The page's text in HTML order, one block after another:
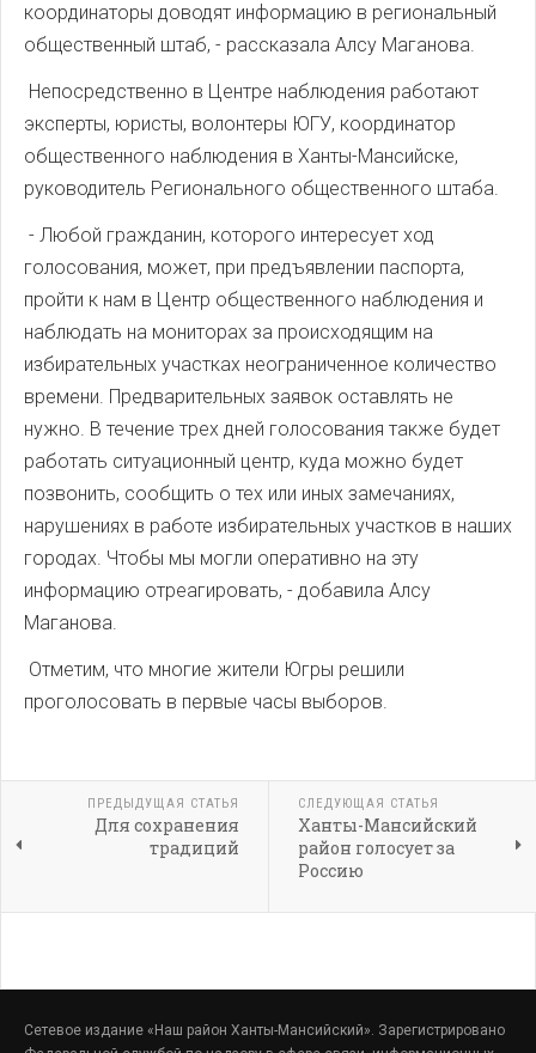
координаторы доводят информацию в региональный
общественный штаб, - рассказала Алсу Маганова.
Непосредственно в Центре наблюдения работают
эксперты, юристы, волонтеры ЮГУ, координатор
общественного наблюдения в Ханты-Мансийске,
руководитель Регионального общественного штаба.
- Любой гражданин, которого интересует ход
голосования, может, при предъявлении паспорта,
пройти к нам в Центр общественного наблюдения и
наблюдать на мониторах за происходящим на
избирательных участках неограниченное количество
времени. Предварительных заявок оставлять не
нужно. В течение трех дней голосования также будет
работать ситуационный центр, куда можно будет
позвонить, сообщить о тех или иных замечаниях,
нарушениях в работе избирательных участков в наших
городах. Чтобы мы могли оперативно на эту
информацию отреагировать, - добавила Алсу
Маганова.
Отметим, что многие жители Югры решили
проголосовать в первые часы выборов.
ПРЕДЫДУЩАЯ СТАТЬЯ
Для сохранения
традиций
СЛЕДУЮЩАЯ СТАТЬЯ
Ханты-Мансийский
район голосует за
Россию
Сетевое издание «Наш район Ханты-Мансийский». Зарегистрировано